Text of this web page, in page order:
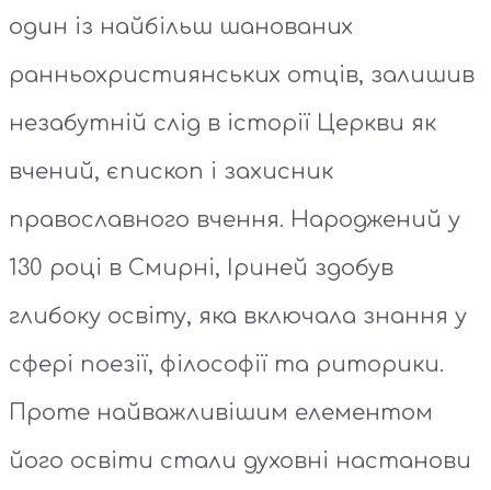
один із найбільш шанованих
ранньохристиянських отців, залишив
незабутній слід в історії Церкви як
вчений, єпископ і захисник
православного вчення. Народжений у
130 році в Смирні, Іриней здобув
глибоку освіту, яка включала знання у
сфері поезії, філософії та риторики.
Проте найважливішим елементом
його освіти стали духовні настанови